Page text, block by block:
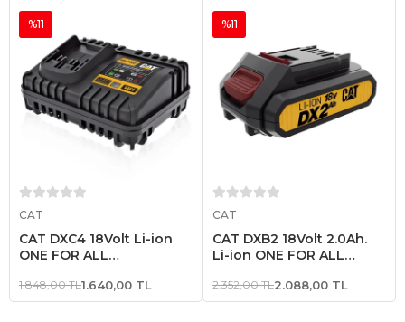
CAT
CAT DXC4 18Volt Li-ion
ONE FOR ALL
Cihazı
%11
1.848,00 TL1.640,00 TL
CAT
CAT DXB2 18Volt 2.0Ah.
Li-ion ONE FOR ALL
%11
2.352,00 TL2.088,00 TL